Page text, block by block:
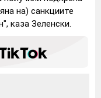
на) санкциите
каза Зеленски.